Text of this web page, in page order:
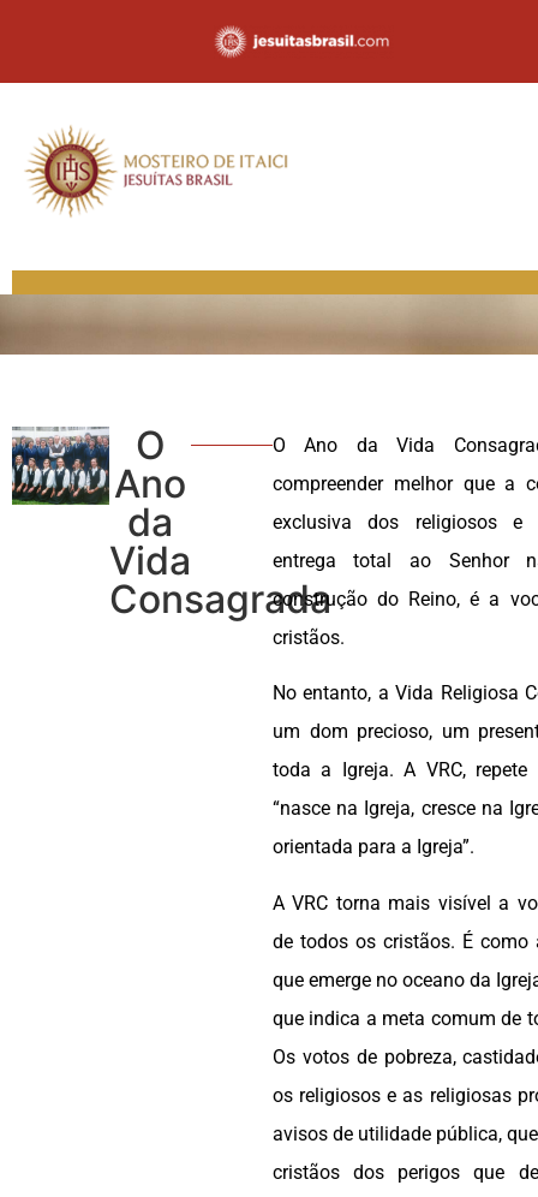
O
Ano
da
Vida
Consagrada
O Ano da Vida
compreender melhor que a
exclusiva dos religiosos e
entrega total ao Senhor
construção do Reino, é a
cristãos.
No entanto, a Vida Religiosa
um dom precioso, um
toda a Igreja. A VRC, repete
“nasce na Igreja, cresce na
orientada para a Igreja”.
A VRC torna mais visível a
de todos os cristãos. É como
que emerge no oceano da
que indica a meta comum de
Os votos de pobreza,
os religiosos e as religiosas
avisos de utilidade pública,
cristãos dos perigos que